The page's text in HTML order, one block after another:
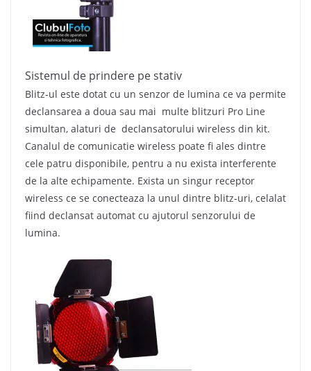
Sistemul de prindere pe stativ
Blitz-ul este dotat cu un senzor de lumina ce va permite
declansarea a doua sau mai multe blitzuri Pro Line
simultan, alaturi de declansatorului wireless din kit.
Canalul de comunicatie wireless poate fi ales dintre
cele patru disponibile, pentru a nu exista interferente
de la alte echipamente. Exista un singur receptor
wireless ce se conecteaza la unul dintre blitz-uri, celalat
fiind declansat automat cu ajutorul senzorului de
lumina.